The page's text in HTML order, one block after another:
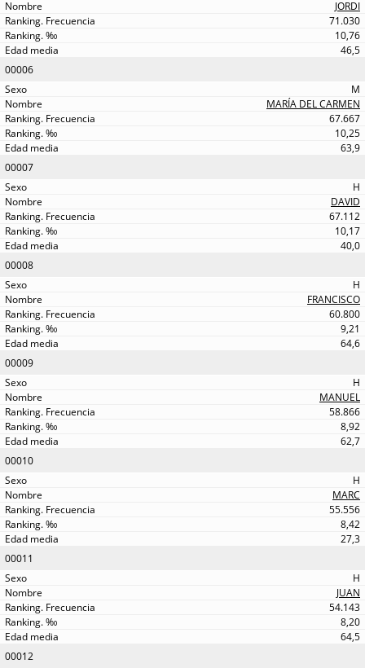
JORDI
71.030
10,76
46,5
00006
M
MARÍA DEL CARMEN
67.667
10,25
63,9
00007
H
DAVID
67.112
10,17
40,0
00008
H
FRANCISCO
60.800
9,21
64,6
00009
H
MANUEL
58.866
8,92
62,7
00010
H
MARC
55.556
8,42
27,3
00011
H
JUAN
54.143
8,20
64,5
00012